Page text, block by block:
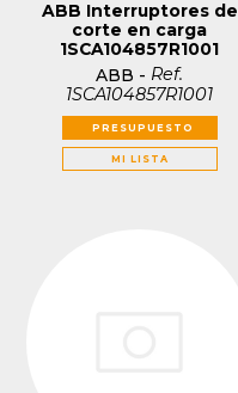
ABB Interruptores de
corte en carga
1SCA104857R1001
ABB - Ref.
1SCA104857R1001
PRESUPUESTO
MI LISTA